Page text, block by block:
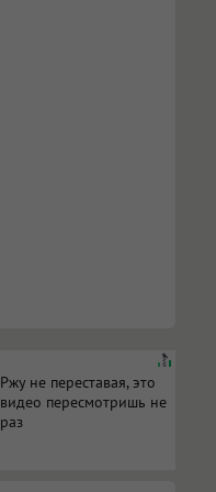
Ржу не переставая, это
видео пересмотришь не
раз